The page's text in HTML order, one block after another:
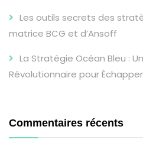
Les outils secrets des
matrice BCG et d’Ansoff
La Stratégie Océan Bleu :
Révolutionnaire pour
Commentaires récents